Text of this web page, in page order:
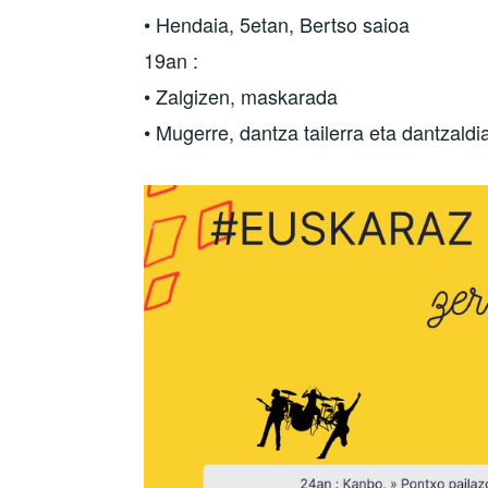
• Hendaia, 5etan, Bertso saioa
19an :
• Zalgizen, maskarada
• Mugerre, dantza tailerra eta